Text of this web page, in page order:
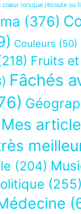
lorsque j’écoute ou
(376)
Couleurs (50)
Fruits
Fâchés
Mes
(204)
(255)